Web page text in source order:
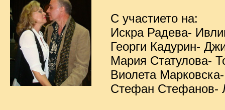
С участието на:
Искра Радева-
Георги Кадурин-
Мария Статулова-
Виолета
Стефан Стефанов-